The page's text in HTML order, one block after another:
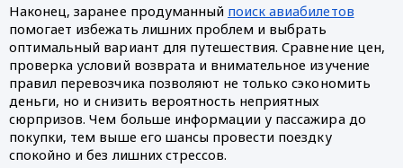
Наконец, заранее продуманный поиск авиабилетов
помогает избежать лишних проблем и выбрать
оптимальный вариант для путешествия. Сравнение цен,
проверка условий возврата и внимательное изучение
правил перевозчика позволяют не только сэкономить
деньги, но и снизить вероятность неприятных
сюрпризов. Чем больше информации у пассажира до
покупки, тем выше его шансы провести поездку
спокойно и без лишних стрессов.